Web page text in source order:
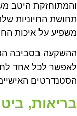
והמתוחזקת היטב
תחושת החיוניות
משפיע על איכות
ההשקעה בסביבה
לאפשר לכל אחד
הסטנדרטים
בריאות,